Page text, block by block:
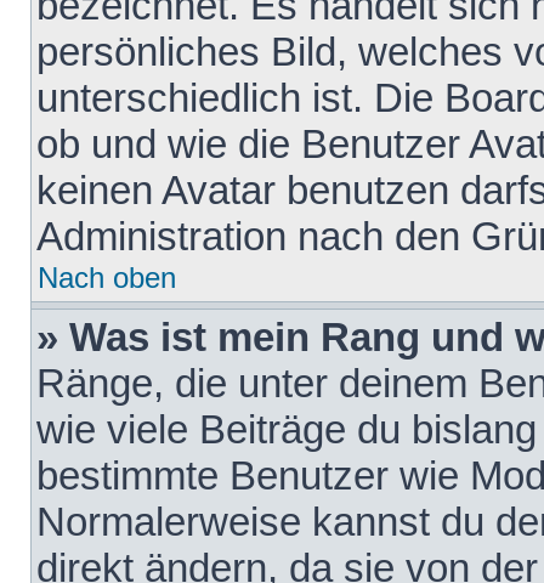
persönliches Bild, welches
unterschiedlich ist. Die
ob und wie die Benutzer
keinen Avatar benutzen
Administration nach den
Nach oben
» Was ist mein Rang und
Ränge, die unter deinem
wie viele Beiträge du
bestimmte Benutzer wie
Normalerweise kannst du
direkt ändern, da sie von